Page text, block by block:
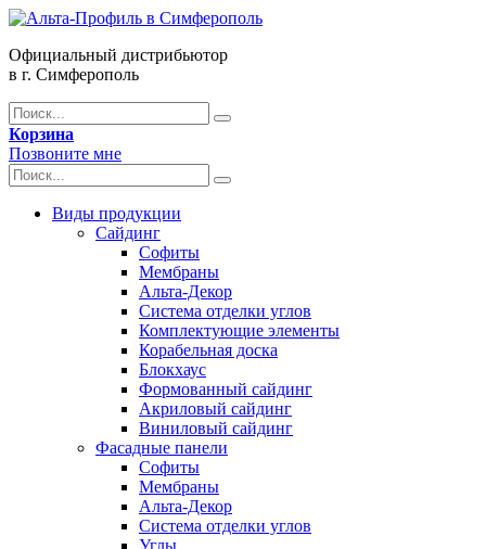
Официальный дистрибьютор
в г. Симферополь
Корзина
Позвоните мне
Виды продукции
Сайдинг
Софиты
Мембраны
Альта-Декор
Система отделки углов
Комплектующие элементы
Корабельная доска
Блокхаус
Формованный сайдинг
Акриловый сайдинг
Виниловый сайдинг
Фасадные панели
Софиты
Мембраны
Альта-Декор
Система отделки углов
Углы